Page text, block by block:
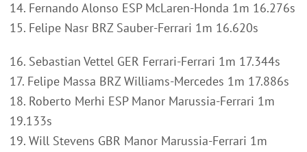
14. Fernando Alonso ESP McLaren-Honda 1m 16.276s
15. Felipe Nasr BRZ Sauber-Ferrari 1m 16.620s
16. Sebastian Vettel GER Ferrari-Ferrari 1m 17.344s
17. Felipe Massa BRZ Williams-Mercedes 1m 17.886s
18. Roberto Merhi ESP Manor Marussia-Ferrari 1m
19.133s
19. Will Stevens GBR Manor Marussia-Ferrari 1m